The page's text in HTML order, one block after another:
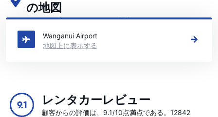
の地図
ファンガヌイの主要なレンタカーの場所をご覧ください
Wanganui Airport
地図上に表示する
9.1 レンタカーレビュー
顧客からの評価は、9.1/10点満点である。12842